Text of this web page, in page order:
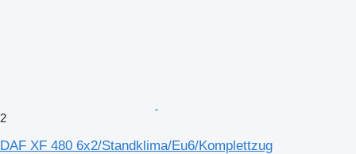
2
DAF XF 480 6x2/Standklima/Eu6/Komplettzug